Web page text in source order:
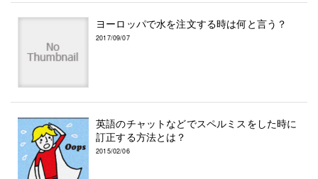
ヨーロッパで水を注文する時は何と言う？
2017/09/07
英語のチャットなどでスペルミスをした時に
訂正する方法とは？
2015/02/06